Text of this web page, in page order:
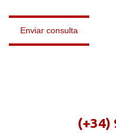
(+34)